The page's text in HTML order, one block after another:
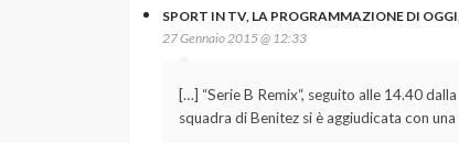
SPORT IN TV, LA PROGRAMMAZIONE DI
27 Gennaio 2015 @ 12:33
[…] “Serie B Remix“, seguito alle 14.40
squadra di Benitez si è aggiudicata con